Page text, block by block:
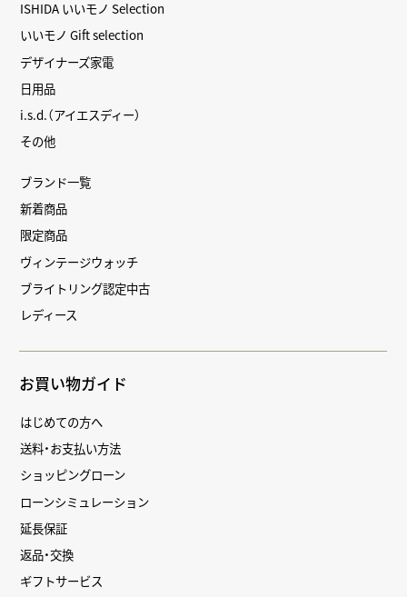
ISHIDA いいモノ Selection
いいモノ Gift selection
デザイナーズ家電
日用品
i.s.d.（アイエスディー）
その他
ブランド一覧
新着商品
限定商品
ヴィンテージウォッチ
ブライトリング認定中古
レディース
お買い物ガイド
はじめての方へ
送料・お支払い方法
ショッピングローン
ローンシミュレーション
延長保証
返品・交換
ギフトサービス